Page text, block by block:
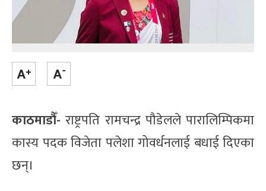
काठमाडौँ- राष्ट्रपति रामचन्द्र पौडेलले पारालिम्पिकमा
कास्य पदक विजेता पलेशा गोवर्धनलाई बधाई दिएका
छन्।